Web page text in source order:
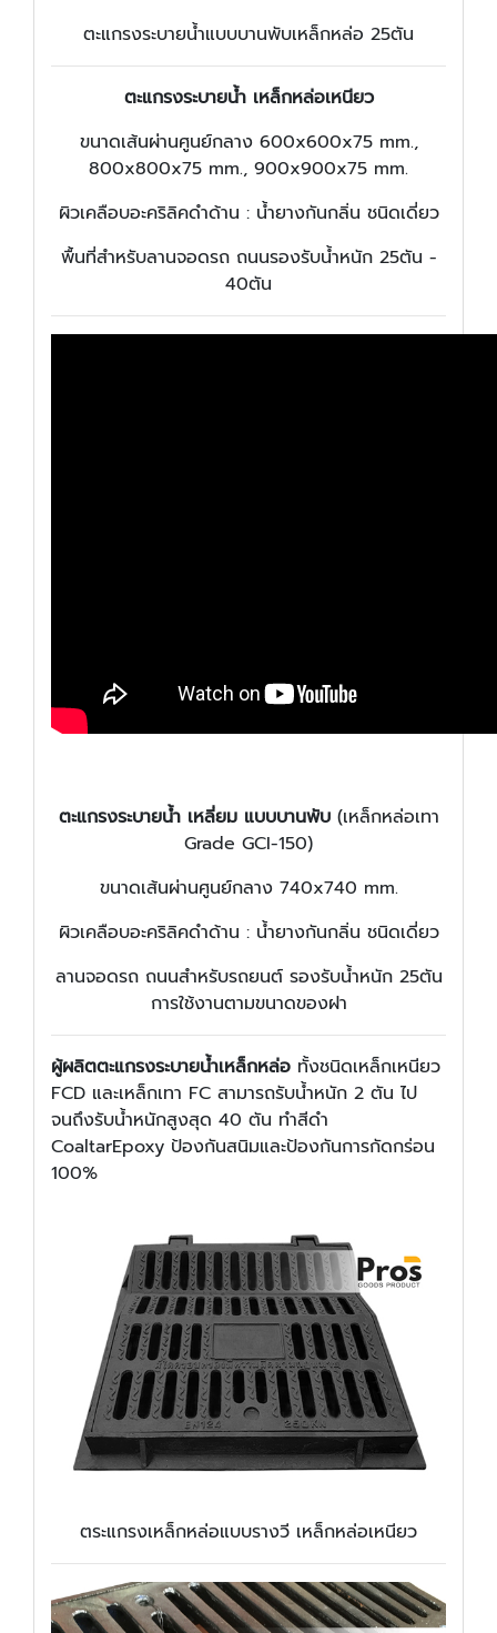
ตะแกรงระบายน้ำแบบบานพับเหล็กหล่อ 25ตัน
ตะแกรงระบายน้ำ เหล็กหล่อเหนียว
ขนาดเส้นผ่านศูนย์กลาง 600x600x75 mm.,
800x800x75 mm., 900x900x75 mm.
ผิวเคลือบอะคริลิคดำด้าน : น้ำยางกันกลิ่น ชนิดเดี่ยว
พื้นที่สำหรับลานจอดรถ ถนนรองรับน้ำหนัก 25ตัน -
40ตัน
ตะแกรงระบายน้ำ เหลี่ยม แบบบานพับ (เหล็กหล่อเทา
Grade GCI-150)
ขนาดเส้นผ่านศูนย์กลาง 740x740 mm.
ผิวเคลือบอะคริลิคดำด้าน : น้ำยางกันกลิ่น ชนิดเดี่ยว
ลานจอดรถ ถนนสำหรับรถยนต์ รองรับน้ำหนัก 25ตัน
การใช้งานตามขนาดของฝา
ผู้ผลิตตะแกรงระบายน้ำเหล็กหล่อ ทั้งชนิดเหล็กเหนียว
FCD และเหล็กเทา FC สามารถรับน้ำหนัก 2 ตัน ไป
จนถึงรับน้ำหนักสูงสุด 40 ตัน ทำสีดำ
CoaltarEpoxy ป้องกันสนิมและป้องกันการกัดกร่อน
100%
ตระแกรงเหล็กหล่อแบบรางวี เหล็กหล่อเหนียว